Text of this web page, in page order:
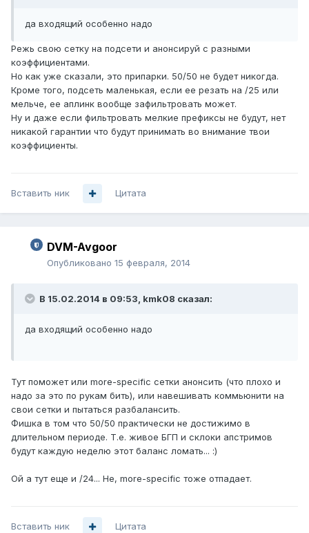
да входящий особенно надо
Режь свою сетку на подсети и анонсируй с разными
коэффициентами.
Но как уже сказали, это припарки. 50/50 не будет никогда.
Кроме того, подсеть маленькая, если ее резать на /25 или
мельче, ее аплинк вообще зафильтровать может.
Ну и даже если фильтровать мелкие префиксы не будут, нет
никакой гарантии что будут принимать во внимание твои
коэффициенты.
Вставить ник Цитата
DVM-Avgoor
Опубликовано 15 февраля, 2014
В 15.02.2014 в 09:53, kmk08 сказал:
да входящий особенно надо
Тут поможет или more-specific сетки анонсить (что плохо и
надо за это по рукам бить), или навешивать коммьюнити на
свои сетки и пытаться разбалансить.
Фишка в том что 50/50 практически не достижимо в
длительном периоде. Т.е. живое БГП и склоки апстримов
будут каждую неделю этот баланс ломать... :)
Ой а тут еще и /24... Не, more-specific тоже отпадает.
Вставить ник Цитата